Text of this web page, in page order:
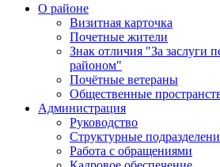
О районе
Визитная карточка
Почетные жители
Знак отличия "За заслуги
районом"
Почётные ветераны
Общественные
Администрация
Руководство
Структурные
Работа с обращениями